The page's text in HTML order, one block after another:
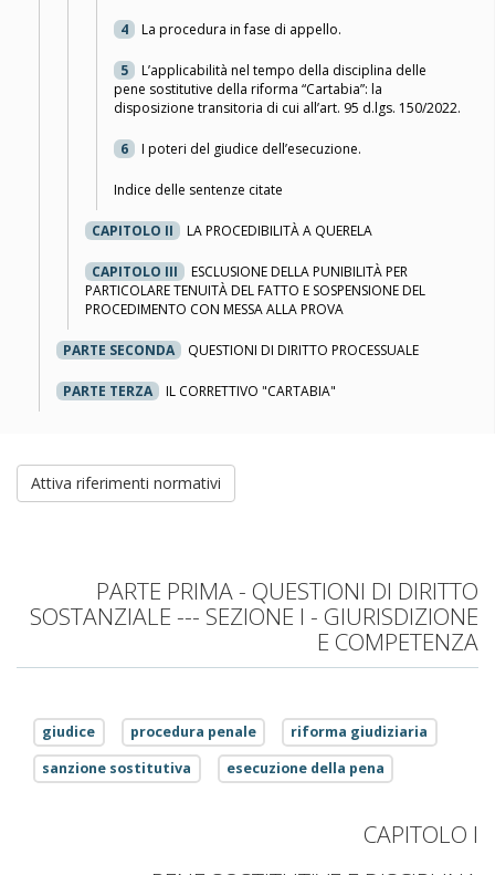
4 La procedura in fase di appello.
5
L’applicabilità nel tempo della disciplina delle
pene sostitutive della riforma “Cartabia”: la
disposizione transitoria di cui all’art. 95 d.lgs. 150/2022.
6 I poteri del giudice dell’esecuzione.
Indice delle sentenze citate
CAPITOLO II LA PROCEDIBILITÀ A QUERELA
CAPITOLO III
ESCLUSIONE DELLA PUNIBILITÀ PER
PARTICOLARE TENUITÀ DEL FATTO E SOSPENSIONE DEL
PROCEDIMENTO CON MESSA ALLA PROVA
PARTE SECONDA QUESTIONI DI DIRITTO PROCESSUALE
PARTE TERZA IL CORRETTIVO "CARTABIA"
Attiva riferimenti normativi
PARTE PRIMA - QUESTIONI DI DIRITTO
SOSTANZIALE --- SEZIONE I - GIURISDIZIONE
E COMPETENZA
giudice procedura penale
riforma giudiziaria
sanzione sostitutiva
esecuzione della pena
CAPITOLO I